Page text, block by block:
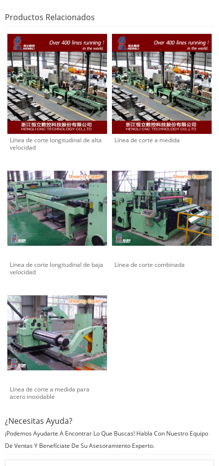
Productos Relacionados
Línea de corte longitudinal de alta
velocidad
Línea de corte a medida
Línea de corte longitudinal de baja
velocidad
Línea de corte combinada
Línea de corte a medida para
acero inoxidable
¿Necesitas Ayuda?
¡Podemos Ayudarte A Encontrar Lo Que Buscas! Habla Con Nuestro Equipo
De Ventas Y Benefíciate De Su Asesoramiento Experto.